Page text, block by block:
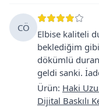
CÖ
Elbise kaliteli
beklediğim
dökümlü
geldi sanki.
Ürün: Haki
Dijital Baskılı